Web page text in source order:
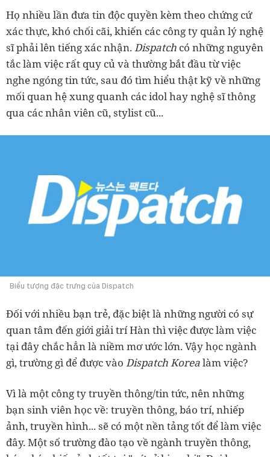
Họ nhiều lần đưa tin độc quyền kèm theo chứng cứ
xác thực, khó chối cãi, khiến các công ty quản lý nghệ
sĩ phải lên tiếng xác nhận. Dispatch có những nguyên
tắc làm việc rất quy củ và thường bắt đầu từ việc
nghe ngóng tin tức, sau đó tìm hiểu thật kỹ về những
mối quan hệ xung quanh các idol hay nghệ sĩ thông
qua các nhân viên cũ, stylist cũ...
Biểu tượng đặc trưng của Dispatch
Đối với nhiều bạn trẻ, đặc biệt là những người có sự
quan tâm đến giới giải trí Hàn thì việc được làm việc
tại đây chắc hẳn là niềm mơ ước lớn. Vậy học ngành
gì, trường gì để được vào Dispatch Korealàm việc?
Vì là một công ty truyền thông/tin tức, nên những
bạn sinh viên học về: truyền thông, báo trí, nhiếp
ảnh, truyền hình... sẽ có một nền tảng tốt để làm việc
đây. Một số trường đào tạo về ngành truyền thông,